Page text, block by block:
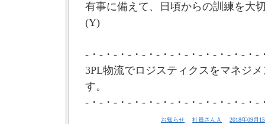
有事に備えて、日頃からの訓練を大
(Y)
-・-・-・-・-・-・-・-・-・-・-・-・-
3PL物流でロジスティクスをマネジ
す。
-・-・-・-・-・-・-・-・-・-・-・-・-
お知らせ 社員さんＡ 2018年09月